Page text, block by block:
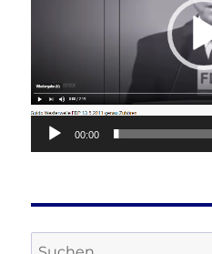
00:00
Suche